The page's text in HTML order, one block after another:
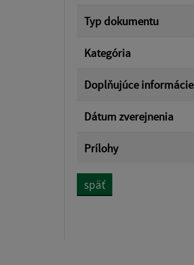
Typ dokumentu
Kategória
Doplňujúce informácie
Dátum zverejnenia
Prílohy
späť